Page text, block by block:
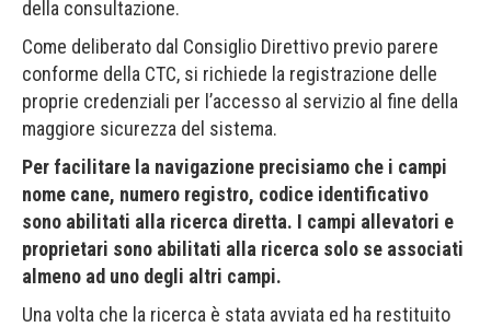
della consultazione.
Come deliberato dal Consiglio Direttivo previo parere
conforme della CTC, si richiede la registrazione delle
proprie credenziali per l’accesso al servizio al fine della
maggiore sicurezza del sistema.
Per facilitare la navigazione precisiamo che i campi
nome cane, numero registro, codice identificativo
sono abilitati alla ricerca diretta. I campi allevatori e
proprietari sono abilitati alla ricerca solo se associati
almeno ad uno degli altri campi.
Una volta che la ricerca è stata avviata ed ha restituito